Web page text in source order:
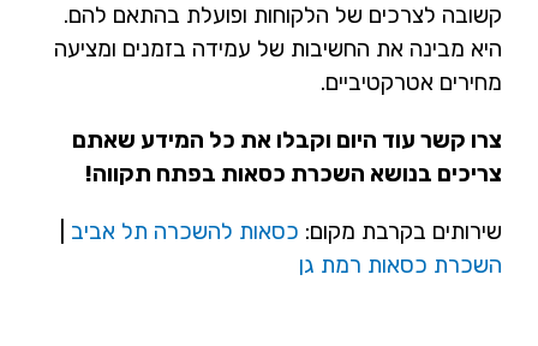
קשובה לצרכים של הלקוחות ופועלת בהתאם להם.
היא מבינה את החשיבות של עמידה בזמנים ומציעה
מחירים אטרקטיביים.
צרו קשר עוד היום וקבלו את כל המידע שאתם
צריכים בנושא השכרת כסאות בפתח תקווה!
שירותים בקרבת מקום: כסאות להשכרה תל אביב
השכרת כסאות רמת גן